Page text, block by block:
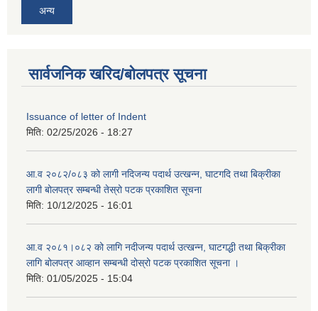
अन्य
सार्वजनिक खरिद/बोलपत्र सूचना
Issuance of letter of Indent
मिति: 02/25/2026 - 18:27
आ.व २०८२/०८३ को लागी नदिजन्य पदार्थ उत्खन्न, घाटगदि तथा बिक्रीका
लागी बोलपत्र सम्बन्धी तेस्रो पटक प्रकाशित सूचना
मिति: 10/12/2025 - 16:01
आ.व २०८१।०८२ को लागि नदीजन्य पदार्थ उत्खन्न, घाटगद्धी तथा बिक्रीका
लागि बोलपत्र आव्हान सम्बन्धी दोस्रो पटक प्रकाशित सूचना ।
मिति: 01/05/2025 - 15:04